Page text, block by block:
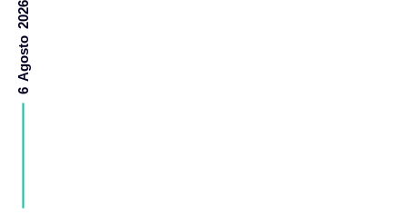
6 Agosto 2026